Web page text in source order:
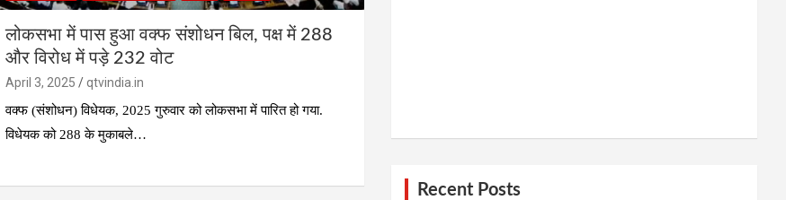
लोकसभा में पास हुआ वक्फ संशोधन बिल, पक्ष में 288
और विरोध में पड़े 232 वोट
April 3, 2025
qtvindia.in
वक्फ (संशोधन) विधेयक, 2025 गुरुवार को लोकसभा में पारित हो गया.
विधेयक को 288 के मुकाबले…
Recent Posts